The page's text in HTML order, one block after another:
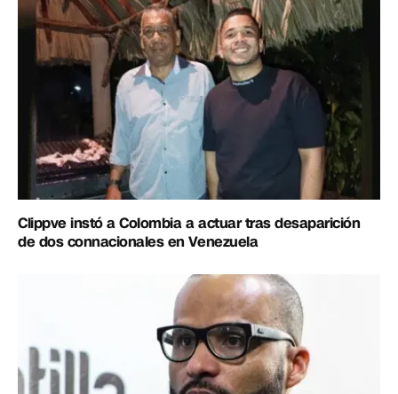
Clippve instó a Colombia a actuar tras desaparición
de dos connacionales en Venezuela